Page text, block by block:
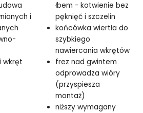
i
wkręt
łbem - kotwienie bez
pęknięć i szczelin
końcówka wiertła do
szybkiego
nawiercania wkrętów
frez nad gwintem
odprowadza wióry
(przyspiesza
montaż)
niższy wymagany